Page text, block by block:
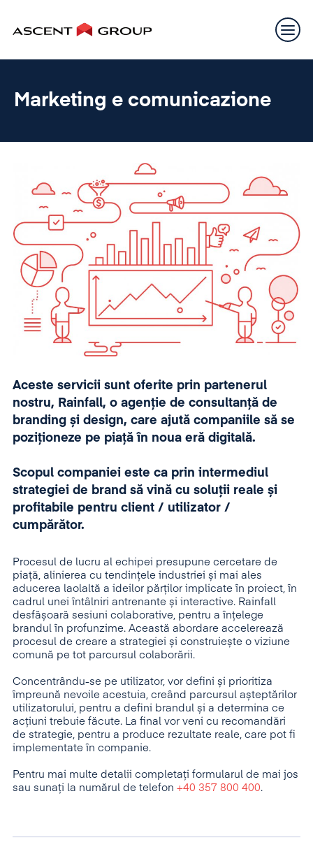
Marketing e comunicazione
Aceste servicii sunt oferite prin partenerul
nostru, Rainfall, o agenție de consultanță de
branding și design, care ajută companiile să se
poziționeze pe piață în noua eră digitală.
Scopul companiei este ca prin intermediul
strategiei de brand să vină cu soluții reale și
profitabile pentru client / utilizator /
cumpărător.
Procesul de lucru al echipei presupune cercetare de
piață, alinierea cu tendințele industriei și mai ales
aducerea laolaltă a ideilor părților implicate în proiect, în
cadrul unei întâlniri antrenante și interactive. Rainfall
desfășoară sesiuni colaborative, pentru a înțelege
brandul în profunzime. Această abordare accelerează
procesul de creare a strategiei și construiește o viziune
comună pe tot parcursul colaborării.
Concentrându-se pe utilizator, vor defini și prioritiza
împreună nevoile acestuia, creând parcursul așteptărilor
utilizatorului, pentru a defini brandul și a determina ce
acțiuni trebuie făcute. La final vor veni cu recomandări
de strategie, pentru a produce rezultate reale, care pot fi
implementate în companie.
Pentru mai multe detalii completați formularul de mai jos
sau sunați la numărul de telefon +40 357 800 400.